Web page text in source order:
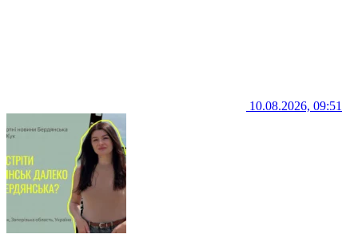
10.08.2026, 09:51